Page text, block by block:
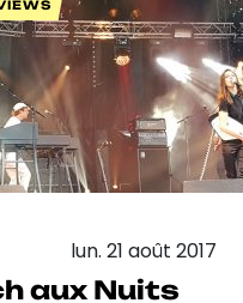
lun. 21 août 2017
aux Nuits